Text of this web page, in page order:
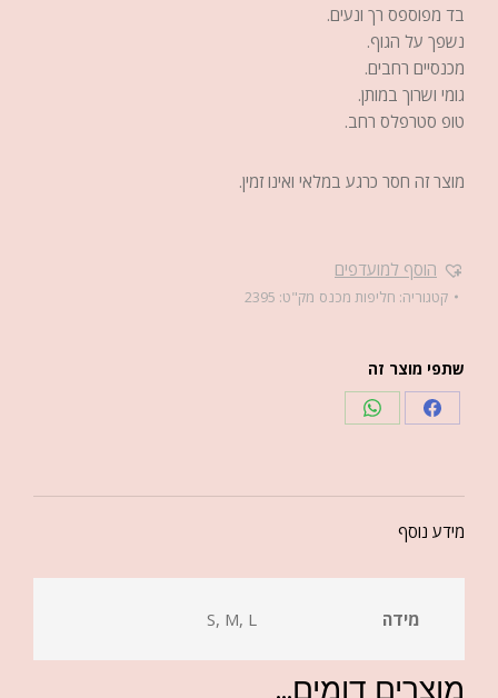
בד מפוספס רך ונעים.
נשפך על הגוף.
מכנסיים רחבים.
גומי ושרוך במותן.
טופ סטרפלס רחב.
מוצר זה חסר כרגע במלאי ואינו זמין.
הוסף למועדפים
קטגוריה: חליפות מכנס מק"ט: 2395
שתפי מוצר זה
מידע נוסף
מידה S, M, L
מוצרים דומים...